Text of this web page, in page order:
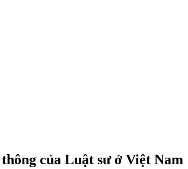
của Luật sư ở Việt Nam